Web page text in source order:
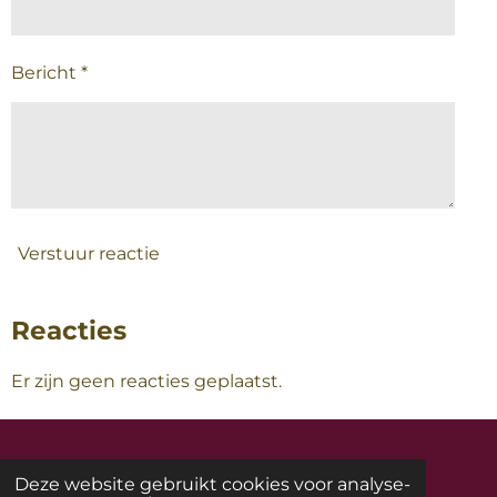
Deze website gebruikt cookies voor analyse-
Bericht *
Verstuur reactie
Reacties
Er zijn geen reacties geplaatst.